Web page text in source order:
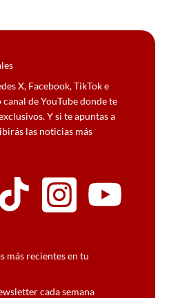
X, Facebook, TikTok e
de YouTube donde te
Y si te apuntas a
las noticias más
más recientes en tu
cada semana